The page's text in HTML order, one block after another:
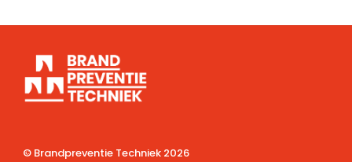
© Brandpreventie Techniek 2026